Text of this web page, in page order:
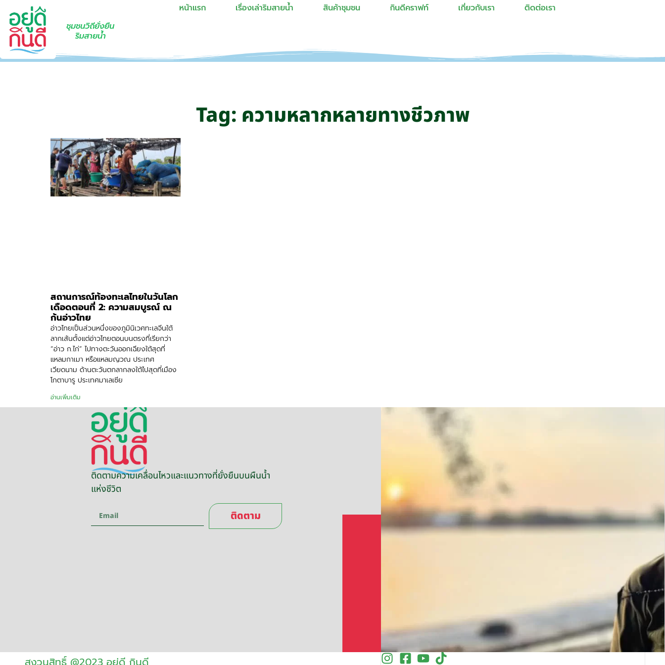
ชุมชนวิถียั่งยืน
ริมสายน้ำ
หน้าแรก เรื่องเล่าริมสายน้ำ สินค้าชุมชน กินดีคราฟท์ เกี่ยวกับเรา ติดต่อเรา
Tag: ความหลากหลายทางชีวภาพ
สถานการณ์ท้องทะเลไทยในวันโลก
เดือดตอนที่ 2: ความสมบูรณ์ ณ
ก้นอ่าวไทย
อ่าวไทยเป็นส่วนหนึ่งของภูมินิเวศทะเลจีนใต้
ลากเส้นตั้งแต่อ่าวไทยตอนบนตรงที่เรียกว่า
“อ่าว ก.ไก่” ไปทางตะวันออกเฉียงใต้สุดที่
แหลมกาเมา หรือแหลมญวณ ประเทศ
เวียดนาม ด้านตะวันตกลากลงใต้ไปสุดที่เมือง
โกตาบารู ประเทศมาเลเซีย
อ่านเพิ่มเติม
ติดตามความเคลื่อนไหวและแนวทางที่ยั่งยืนบนผืนน้ำ
แห่งชีวิต
ติดตาม